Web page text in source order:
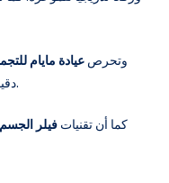
وتحرص عيادة مايام
دقيقة لضمان توزيع الفيلر بشكل متناسق وآمن.
كما أن تقنيات فيلر